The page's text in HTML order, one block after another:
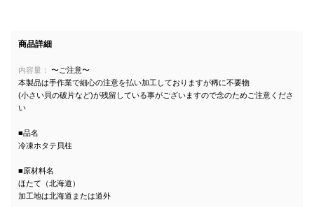
商品詳細
内容量：
〜ご注意〜
本製品は手作業で細心の注意を払い加工しておりますが稀に不要物
(小さい貝の破片など)が残留している事がございますので念のためご注意くださ
い
■品名
冷凍ホタテ貝柱
■原材料名
ほたて（北海道）
加工地は北海道または道外